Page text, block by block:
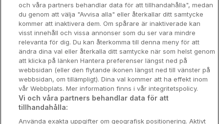
Sydsverige
Om Hotellpremien
Nya hotell
Stadsweekend
Booking Enquiries:
och våra partners behandlar data för att tillhandahålla", medan
du genom att välja "Avvisa alla" eller återkallar ditt samtycke
kommer att inaktivera dem. Om spårare är inaktiverade kan
visst innehåll och vissa annonser som du ser vara mindre
relevanta för dig. Du kan återkomma till denna meny för att
ändra dina val eller återkalla ditt samtycke när som helst genom
att klicka på länken Hantera preferenser längst ned på
webbsidan (eller den flytande ikonen längst ned till vänster på
webbsidan, om tillämpligt). Dina val kommer att ha effekt inom
vår Webbplats. Mer information finns i vår integritetspolicy.
Vi och våra partners behandlar data för att
tillhandahålla:
Använda exakta uppgifter om geografisk positionering. Aktivt